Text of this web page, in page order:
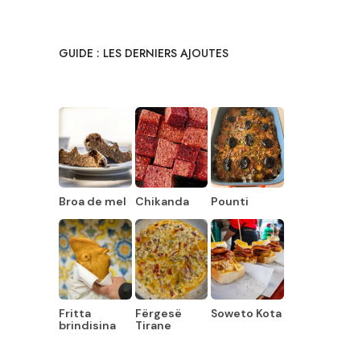
GUIDE : LES DERNIERS AJOUTES
Broa de mel Chikanda Pounti
Fritta
brindisina
Fërgesë
Tirane
Soweto Kota